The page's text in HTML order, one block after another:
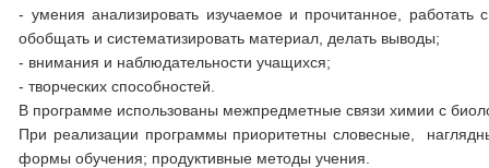
- умения анализировать изучаемое и прочитанное, работать
обобщать и систематизировать материал, делать выводы;
- внимания и наблюдательности учащихся;
- творческих способностей.
В программе использованы межпредметные связи химии с
При реализации программы приоритетны словесные,
формы обучения; продуктивные методы учения.